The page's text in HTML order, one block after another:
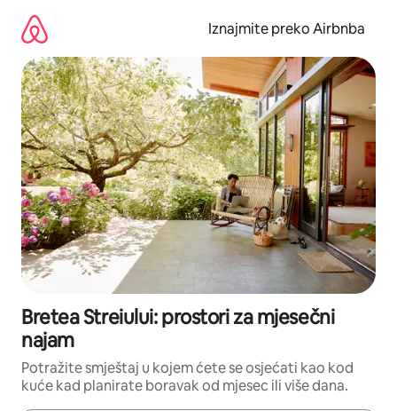
sadržaj
Iznajmite preko Airbnba
Bretea Streiului: prostori za mjesečni
najam
Potražite smještaj u kojem ćete se osjećati kao kod
kuće kad planirate boravak od mjesec ili više dana.